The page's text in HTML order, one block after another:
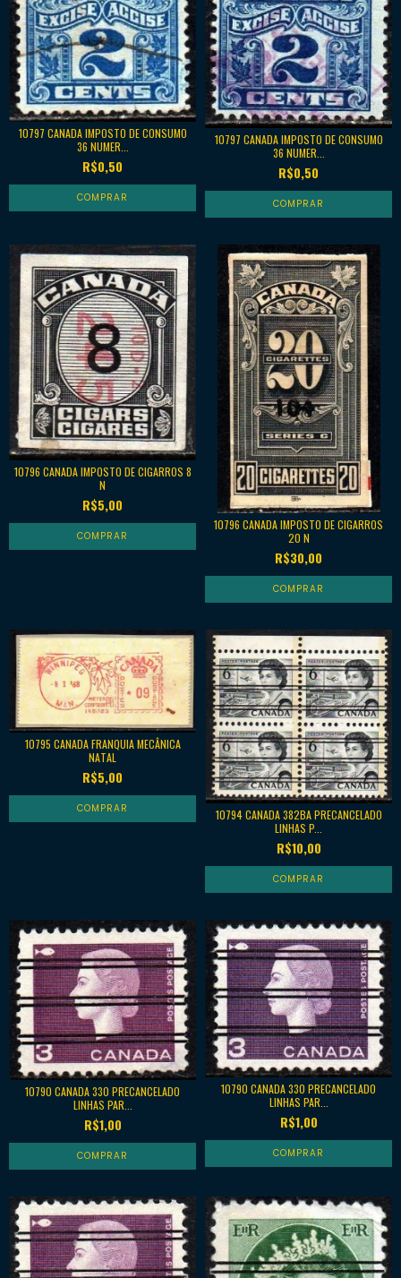
10797 CANADA IMPOSTO DE CONSUMO
36 NUMER...
R$0,50
10797 CANADA IMPOSTO DE CONSUMO
36 NUMER...
R$0,50
10796 CANADA IMPOSTO DE CIGARROS 8
N
R$5,00
10796 CANADA IMPOSTO DE CIGARROS
20 N
R$30,00
10795 CANADA FRANQUIA MECÂNICA
NATAL
R$5,00
10794 CANADA 382BA PRECANCELADO
LINHAS P...
R$10,00
10790 CANADA 330 PRECANCELADO
LINHAS PAR...
R$1,00
10790 CANADA 330 PRECANCELADO
LINHAS PAR...
R$1,00